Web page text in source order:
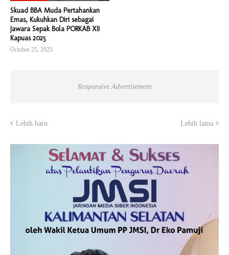
Skuad BBA Muda Pertahankan
Emas, Kukuhkan Diri sebagai
Jawara Sepak Bola PORKAB XII
Kapuas 2025
October 25, 2025
Responsive Advertisement
Lebih baru Lebih lama